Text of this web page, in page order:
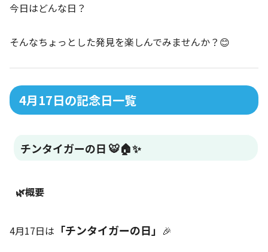
今日はどんな日？
そんなちょっとした発見を楽しんでみませんか？😊
4月17日の記念日一覧
チンタイガーの日 🐯🏠✨
🌿概要
4月17日は 「チンタイガーの日」 🎉